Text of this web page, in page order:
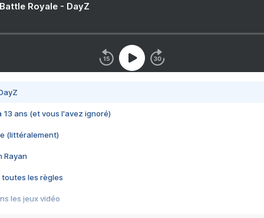
Royale - DayZ
13 ans (et vous l'avez ignoré)
(littéralement)
Rayan
toutes les règles
les jeux vidéo